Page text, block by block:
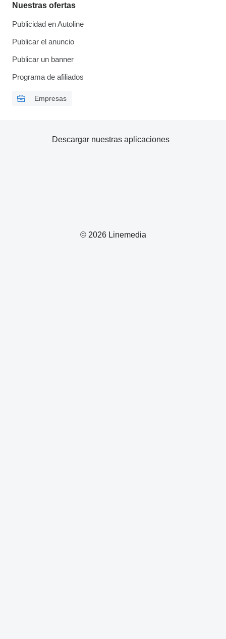
Nuestras ofertas
Publicidad en Autoline
Publicar el anuncio
Publicar un banner
Programa de afiliados
Empresas
© 2026 Linemedia
Descargar nuestras aplicaciones